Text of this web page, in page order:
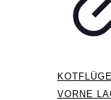
VORNE